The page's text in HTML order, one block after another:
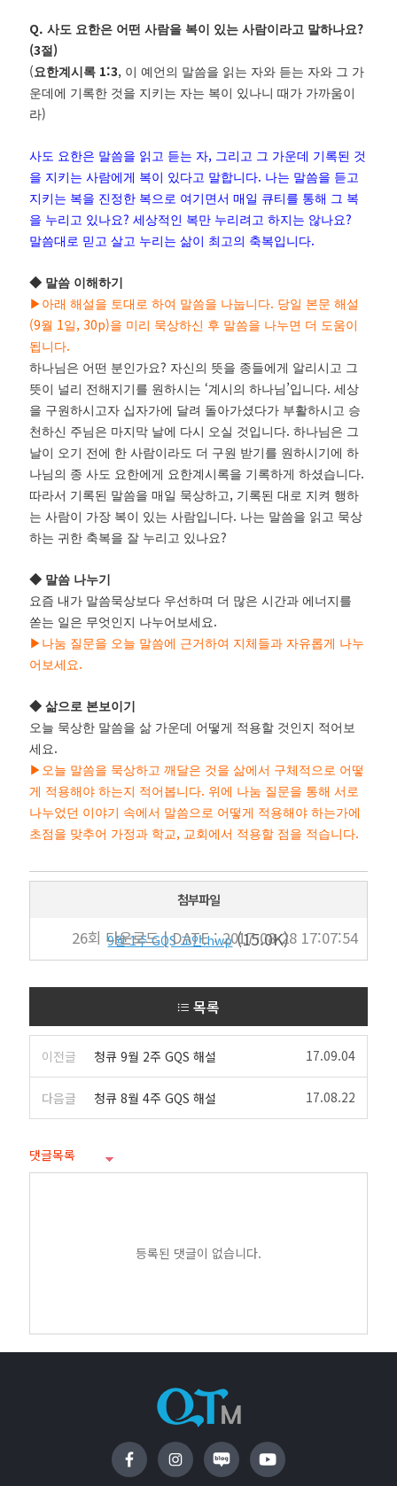
Q.사도 요한은 어떤 사람을 복이 있는 사람이라고 말하나요?
(3절 )
( 요한계시록 1:3, 이 예언의 말씀을 읽는 자와 듣는 자와 그 가
운데에 기록한 것을 지키는 자는 복이 있나니 때가 가까움이
라)
사도 요한은 말씀을 읽고 듣는 자, 그리고 그 가운데 기록된 것
을 지키는 사람에게 복이 있다고 말합니다. 나는 말씀을 듣고
지키는 복을 진정한 복으로 여기면서 매일 큐티를 통해 그 복
을 누리고 있나요?세상적인 복만 누리려고 하지는 않나요?
말씀대로 믿고 살고 누리는 삶이 최고의 축복입니다.
◆ 말씀 이해하기
▶ 아래 해설을 토대로 하여 말씀을 나눕니다. 당일 본문 해설
(9월 1일 , 30p)을 미리 묵상하신 후 말씀을 나누면 더 도움이
됩니다.
하나님은 어떤 분인가요? 자신의 뜻을 종들에게 알리시고 그
뜻이 널리 전해지기를 원하시는 ‘계시의 하나님 ’입니다.세상
을 구원하시고자 십자가에 달려 돌아가셨다가 부활하시고 승
천하신 주님은 마지막 날에 다시 오실 것입니다.하나님은 그
날이 오기 전에 한 사람이라도 더 구원 받기를 원하시기에 하
나님의 종 사도 요한에게 요한계시록을 기록하게 하셨습니다.
따라서 기록된 말씀을 매일 묵상하고 , 기록된 대로 지켜 행하
는 사람이 가장 복이 있는 사람입니다. 나는 말씀을 읽고 묵상
하는 귀한 축복을 잘 누리고 있나요?
◆ 말씀 나누기
요즘 내가 말씀묵상보다 우선하며 더 많은 시간과 에너지를
쏟는 일은 무엇인지 나누어보세요 .
▶ 나눔 질문을 오늘 말씀에 근거하여 지체들과 자유롭게 나누
어보세요 .
◆삶으로 본보이기
오늘 묵상한 말씀을 삶 가운데 어떻게 적용할 것인지 적어보
세요 .
▶ 오늘 말씀을 묵상하고 깨달은 것을 삶에서 구체적으로 어떻
게 적용해야 하는지 적어봅니다. 위에 나눔 질문을 통해 서로
나누었던 이야기 속에서 말씀으로 어떻게 적용해야 하는가에
초점을 맞추어 가정과 학교 , 교회에서 적용할 점을 적습니다.
첨부파일
9월 1주 GQS 교안.hwp(15.0K)
26회 다운로드 | DATE : 2017-08-28 17:07:54
목록
이전글 청큐 9월 2주 GQS 해설 17.09.04
다음글 청큐 8월 4주 GQS 해설 17.08.22
댓글목록
등록된 댓글이 없습니다.